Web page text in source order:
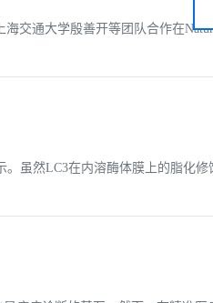
交通大学殷善开等团队合作在
虽然LC3在内溶酶体膜上的脂化修